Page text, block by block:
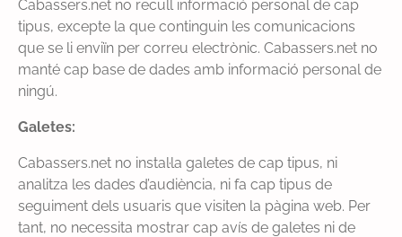
Cabassers.net no recull informació personal de cap
tipus, excepte la que continguin les comunicacions
que se li enviïn per correu electrònic. Cabassers.net no
manté cap base de dades amb informació personal de
ningú.
Galetes:
Cabassers.net no instal·la galetes de cap tipus, ni
analitza les dades d’audiència, ni fa cap tipus de
seguiment dels usuaris que visiten la pàgina web. Per
tant, no necessita mostrar cap avís de galetes ni de